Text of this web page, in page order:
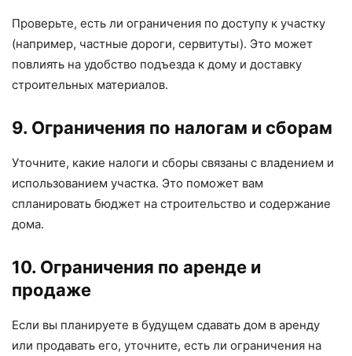
Проверьте, есть ли ограничения по доступу к участку
(например, частные дороги, сервитуты). Это может
повлиять на удобство подъезда к дому и доставку
строительных материалов.
9. Ограничения по налогам и сборам
Уточните, какие налоги и сборы связаны с владением и
использованием участка. Это поможет вам
спланировать бюджет на строительство и содержание
дома.
10. Ограничения по аренде и
продаже
Если вы планируете в будущем сдавать дом в аренду
или продавать его, уточните, есть ли ограничения на